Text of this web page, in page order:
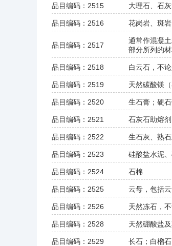
品目编码：2515 大理石、石
品目编码：2516 花岗岩、斑
品目编码：2517
通常作混凝
部分所列的
品目编码：2518 白云石，不
品目编码：2519 天然碳酸镁
品目编码：2520 生石膏；硬
品目编码：2521 石灰石助熔
品目编码：2522 生石灰、熟
品目编码：2523 硅酸盐水泥
品目编码：2524 石棉
品目编码：2525 云母，包括
品目编码：2526 天然冻石，
品目编码：2528 天然硼酸盐
品目编码：2529 长石；白榴